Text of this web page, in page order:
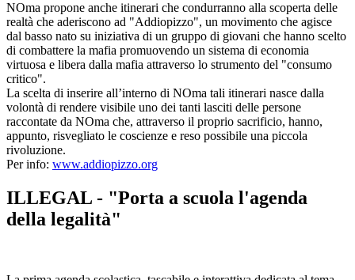
NOma propone anche itinerari che condurranno alla scoperta delle
realtà che aderiscono ad "Addiopizzo", un movimento che agisce
dal basso nato su iniziativa di un gruppo di giovani che hanno scelto
di combattere la mafia promuovendo un sistema di economia
virtuosa e libera dalla mafia attraverso lo strumento del "consumo
critico".
La scelta di inserire all’interno di NOma tali itinerari nasce dalla
volontà di rendere visibile uno dei tanti lasciti delle persone
raccontate da NOma che, attraverso il proprio sacrificio, hanno,
appunto, risvegliato le coscienze e reso possibile una piccola
rivoluzione.
Per info: www.addiopizzo.org
ILLEGAL - "Porta a scuola l'agenda
della legalità"